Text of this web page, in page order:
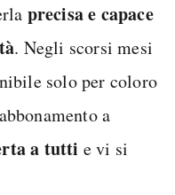
precisa e capace
. Negli scorsi mesi
solo per coloro
a
a tutti e vi si